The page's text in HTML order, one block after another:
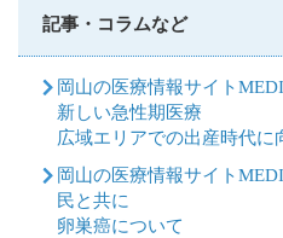
記事・コラムなど
岡山の医療情報サイト
新しい急性期医療
広域エリアでの出産時代に
岡山の医療情報サイト
民と共に
卵巣癌について